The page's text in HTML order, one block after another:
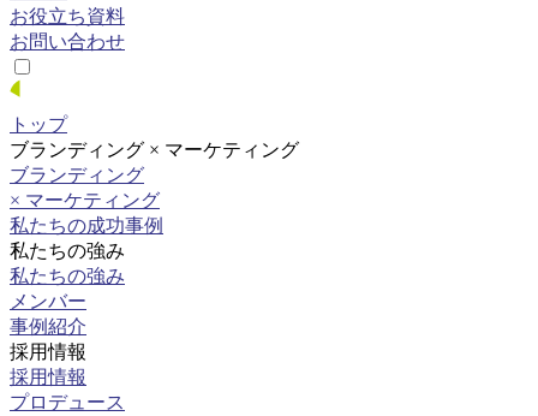
お役立ち資料
お問い合わせ
トップ
ブランディング × マーケティング
ブランディング
× マーケティング
私たちの成功事例
私たちの強み
私たちの強み
メンバー
事例紹介
採用情報
採用情報
プロデュース